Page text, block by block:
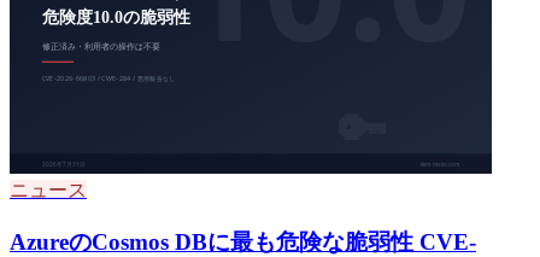
ニュース
AzureのCosmos DBに最も危険な脆弱性 CVE-